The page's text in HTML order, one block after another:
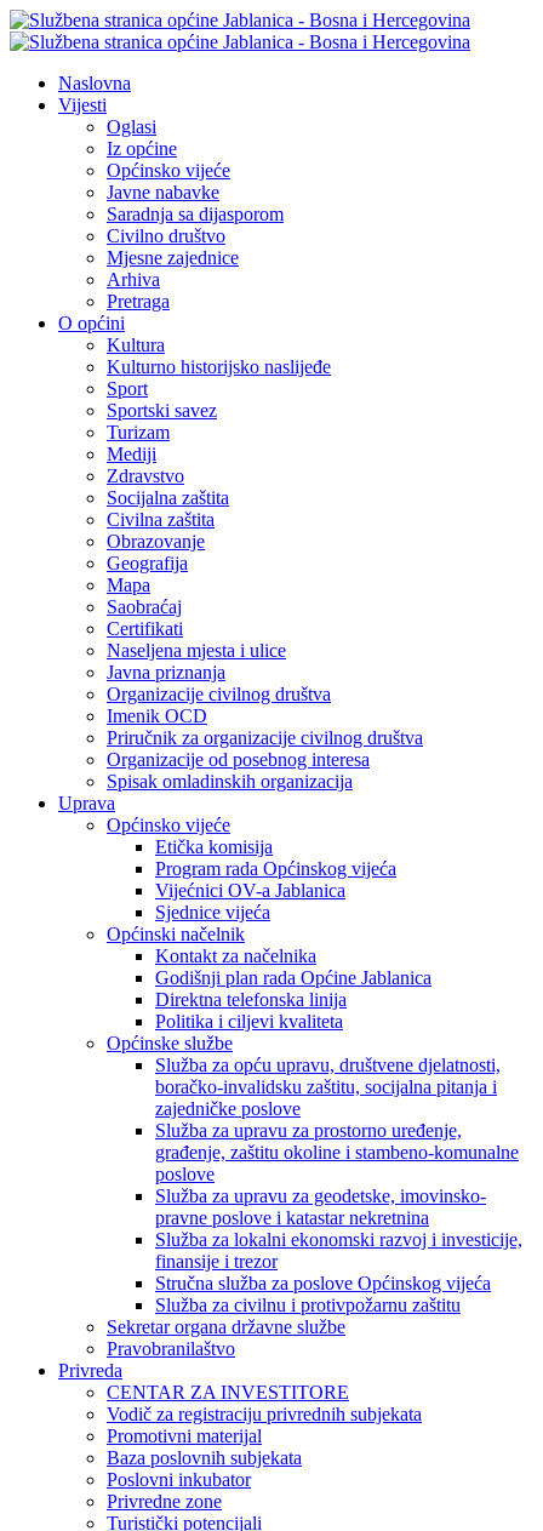
Naslovna
Vijesti
Oglasi
Iz općine
Općinsko vijeće
Javne nabavke
Saradnja sa dijasporom
Civilno društvo
Mjesne zajednice
Arhiva
Pretraga
O općini
Kultura
Kulturno historijsko naslijeđe
Sport
Sportski savez
Turizam
Mediji
Zdravstvo
Socijalna zaštita
Civilna zaštita
Obrazovanje
Geografija
Mapa
Saobraćaj
Certifikati
Naseljena mjesta i ulice
Javna priznanja
Organizacije civilnog društva
Imenik OCD
Priručnik za organizacije civilnog društva
Organizacije od posebnog interesa
Spisak omladinskih organizacija
Uprava
Općinsko vijeće
Etička komisija
Program rada Općinskog vijeća
Vijećnici OV-a Jablanica
Sjednice vijeća
Općinski načelnik
Kontakt za načelnika
Godišnji plan rada Općine Jablanica
Direktna telefonska linija
Politika i ciljevi kvaliteta
Općinske službe
Služba za opću upravu, društvene djelatnosti,
boračko-invalidsku zaštitu, socijalna pitanja i
zajedničke poslove
Služba za upravu za prostorno uređenje,
građenje, zaštitu okoline i stambeno-komunalne
poslove
Služba za upravu za geodetske, imovinsko-
pravne poslove i katastar nekretnina
Služba za lokalni ekonomski razvoj i investicije,
finansije i trezor
Stručna služba za poslove Općinskog vijeća
Služba za civilnu i protivpožarnu zaštitu
Sekretar organa državne službe
Pravobranilaštvo
Privreda
CENTAR ZA INVESTITORE
Vodič za registraciju privrednih subjekata
Promotivni materijal
Baza poslovnih subjekata
Poslovni inkubator
Privredne zone
Turistički potencijali